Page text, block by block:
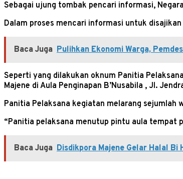
Sebagai ujung tombak pencari informasi,
Dalam proses mencari informasi untuk
Baca Juga Pulihkan Ekonomi Warga,
Seperti yang dilakukan oknum Panitia
Majene di Aula Penginapan B’Nusabila , Jl.
Panitia Pelaksana kegiatan melarang
“Panitia pelaksana menutup pintu aula tempat
Baca Juga Disdikpora Majene Gelar Halal Bi